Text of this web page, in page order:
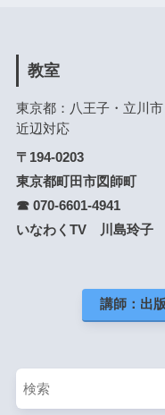
教室
東京都：八王子・立川
近辺対応
〒194-0203
東京都町田市図師町
☎ 070-6601-4941
いなわくTV 川島玲子
講師：出